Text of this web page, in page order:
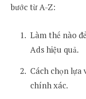
bước từ A-Z:
Làm thế nào
Ads hiệu quả.
Cách chọn lựa
chính xác.